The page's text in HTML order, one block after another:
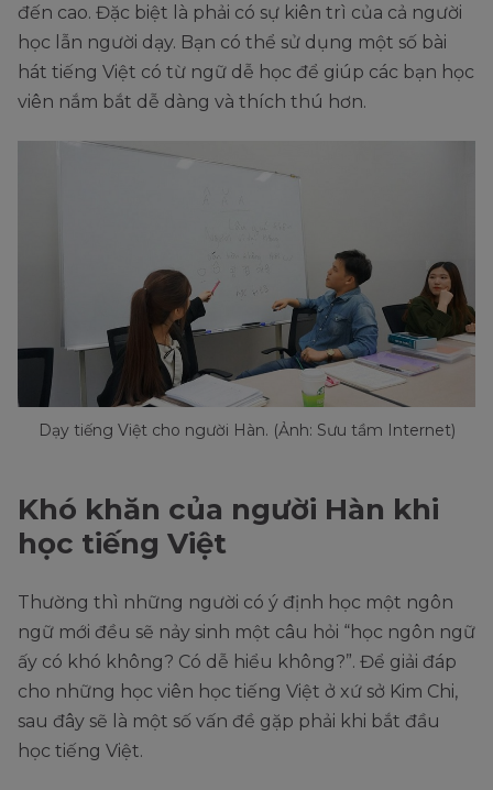
đến cao. Đặc biệt là phải có sự kiên trì của cả người
học lẫn người dạy. Bạn có thể sử dụng một số bài
hát tiếng Việt có từ ngữ dễ học để giúp các bạn học
viên nắm bắt dễ dàng và thích thú hơn.
Dạy tiếng Việt cho người Hàn. (Ảnh: Sưu tầm Internet)
Khó khăn của người Hàn khi
học tiếng Việt
Thường thì những người có ý định học một ngôn
ngữ mới đều sẽ nảy sinh một câu hỏi “học ngôn ngữ
ấy có khó không? Có dễ hiểu không?”. Để giải đáp
cho những học viên học tiếng Việt ở xứ sở Kim Chi,
sau đây sẽ là một số vấn đề gặp phải khi bắt đầu
học tiếng Việt.